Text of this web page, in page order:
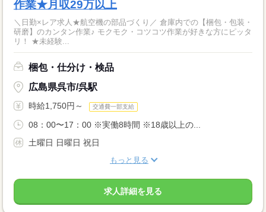
作業★月収29万以上
＼日勤×レア求人★航空機の部品づくり／ 倉庫内での【梱包・包装・
研磨】のカンタン作業♪ モクモク・コツコツ作業が好きな方にピッタ
リ！ ★未経験...
梱包・仕分け・検品
広島県呉市/呉駅
時給1,750円～ 交通費一部支給
08：00〜17：00 ※実働8時間 ※18歳以上の...
土曜日 日曜日 祝日
もっと見る
求人詳細を見る